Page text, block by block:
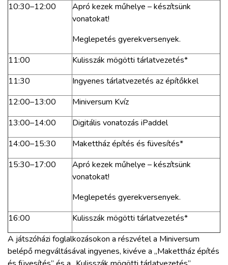
10:30–12:00
Apró kezek műhelye – készítsünk
vonatokat!
Meglepetés gyerekversenyek.
11:00
Kulisszák mögötti tárlatvezetés*
11:30
Ingyenes tárlatvezetés az építőkkel
12:00–13:00
Miniversum Kvíz
13:00–14:00
Digitális vonatozás iPaddel
14:00–15:30
Makettház építés és füvesítés*
15:30–17:00
Apró kezek műhelye – készítsünk
vonatokat!
Meglepetés gyerekversenyek.
16:00
Kulisszák mögötti tárlatvezetés*
A játszóházi foglalkozásokon a részvétel a Miniversum
belépő megváltásával ingyenes, kivéve a „Makettház építés